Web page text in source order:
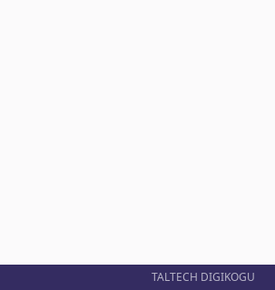
TALTECH DIGIKOGU